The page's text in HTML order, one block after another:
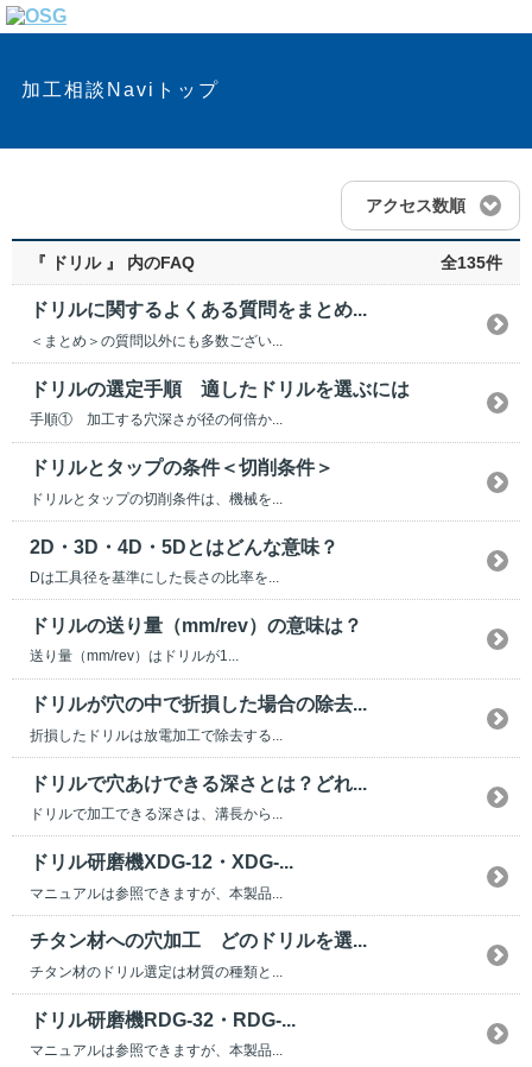
加工相談Naviトップ
アクセス数順
『 ドリル 』 内のFAQ 全135件
ドリルに関するよくある質問をまとめ...
＜まとめ＞の質問以外にも多数ござい...
ドリルの選定手順 適したドリルを選ぶには
手順① 加工する穴深さが径の何倍か...
ドリルとタップの条件＜切削条件＞
ドリルとタップの切削条件は、機械を...
2D・3D・4D・5Dとはどんな意味？
Dは工具径を基準にした長さの比率を...
ドリルの送り量（mm/rev）の意味は？
送り量（mm/rev）はドリルが1...
ドリルが穴の中で折損した場合の除去...
折損したドリルは放電加工で除去する...
ドリルで穴あけできる深さとは？どれ...
ドリルで加工できる深さは、溝長から...
ドリル研磨機XDG-12・XDG-...
マニュアルは参照できますが、本製品...
チタン材への穴加工 どのドリルを選...
チタン材のドリル選定は材質の種類と...
ドリル研磨機RDG-32・RDG-...
マニュアルは参照できますが、本製品...